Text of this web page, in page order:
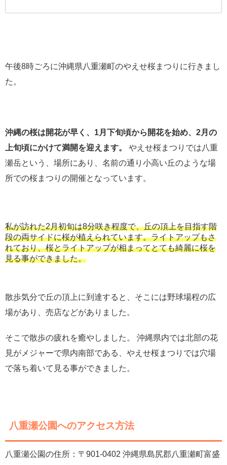
午後8時ごろに沖縄県八重瀬町のやえせ桜まつりに行きまし
た。
沖縄の桜は開花が早く、1月下旬頃から開花を始め、2月の
上旬頃にかけて満開を迎えます。
やえせ桜まつりでは八重
瀬岳という、場所にあり、名前の通り小高い丘のような場
所での桜まつりの開催となっています。
私が訪れた2月初旬は8分咲き程度で、丘の頂上を目指す階
段の両サイドに桜が植えられています。ライトアップもさ
れており、桜とライトアップが相まってとても綺麗に桜を
見る事ができました。
散歩気分で丘の頂上に到達すると、そこには野球場程の広
場があり、売店などがありました。
そこで散歩の疲れを癒やしました。 沖縄県内では北部の花
見がメジャーで県内南部である、やえせ桜まつりでは穴場
で落ち着いて見る事ができました。
八重瀬公園へのアクセス方法
八重瀬公園の住所：〒901-0402 沖縄県島尻郡八重瀬町富盛